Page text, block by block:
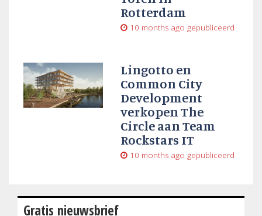
Rotterdam
10 months ago gepubliceerd
Lingotto en
Common City
Development
verkopen The
Circle aan Team
Rockstars IT
10 months ago gepubliceerd
Gratis nieuwsbrief